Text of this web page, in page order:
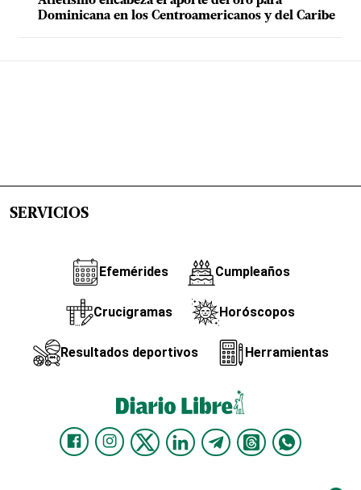
Dominicana en los Centroamericanos y del Caribe
SERVICIOS
Efemérides Cumpleaños
Crucigramas Horóscopos
Resultados deportivos Herramientas